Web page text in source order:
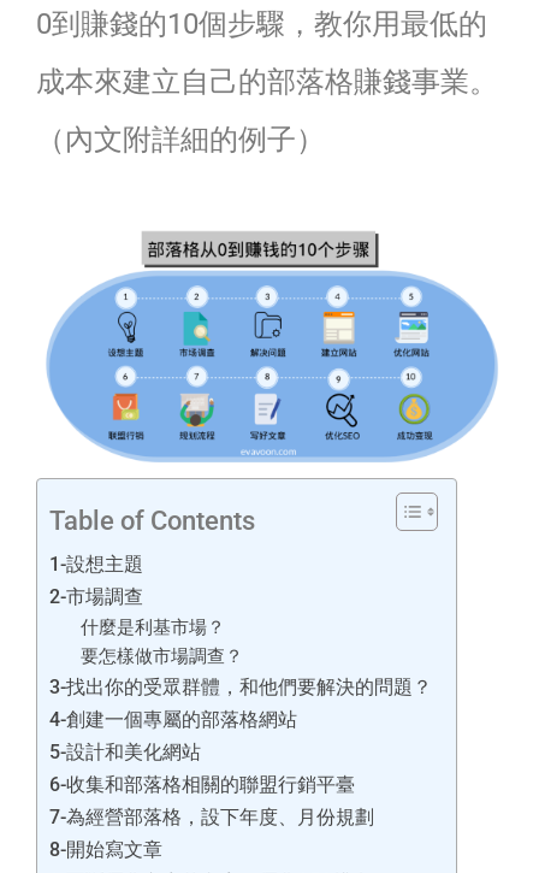
0到賺錢的10個步驟，教你用最低的
成本來建立自己的部落格賺錢事業。
（內文附詳細的例子）
Table of Contents
1-設想主題
2-市場調查
什麼是利基市場？
要怎樣做市場調查？
3-找出你的受眾群體，和他們要解決的問題？
4-創建一個專屬的部落格網站
5-設計和美化網站
6-收集和部落格相關的聯盟行銷平臺
7-為經營部落格，設下年度、月份規劃
8-開始寫文章